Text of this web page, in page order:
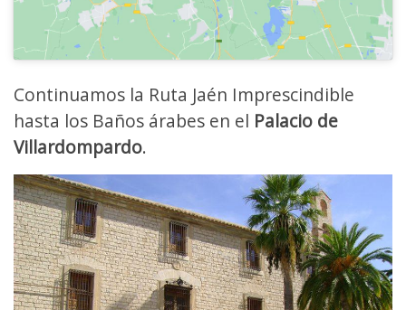
Continuamos la Ruta Jaén Imprescindible
hasta los Baños árabes en el Palacio de
Villardompardo.